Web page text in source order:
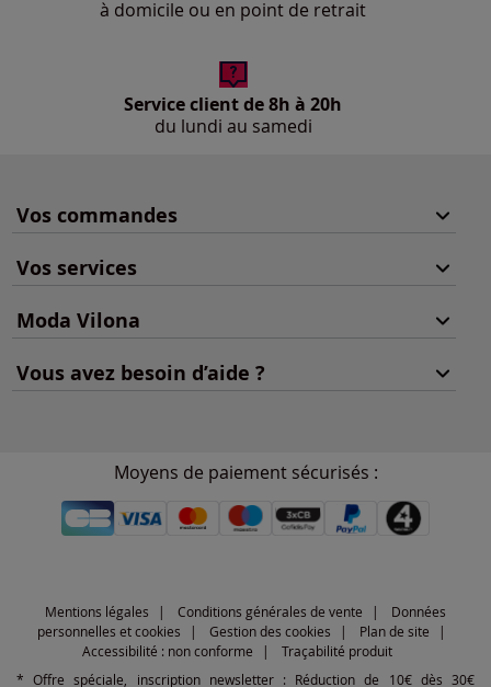
à domicile ou en point de retrait
Service client de 8h à 20h
du lundi au samedi
Vos commandes
Vos services
Moda Vilona
Vous avez besoin d’aide ?
Moyens de paiement sécurisés :
Mentions légales Conditions générales de vente
Données
personnelles et cookies
Gestion des cookies
Plan de site
Accessibilité : non conforme
Traçabilité produit
* Offre spéciale, inscription newsletter : Réduction de 10€ dès 30€